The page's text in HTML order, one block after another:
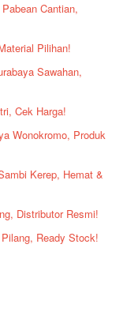
Cantian,
Pilihan!
Sawahan,
Cek Harga!
Wonokromo, Produk
Kerep, Hemat &
Distributor Resmi!
Ready Stock!